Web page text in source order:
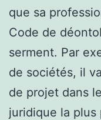
que sa
Code de
serment. Par
de sociétés, il
de projet dans
juridique la